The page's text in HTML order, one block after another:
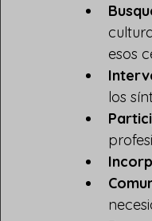
esos
los